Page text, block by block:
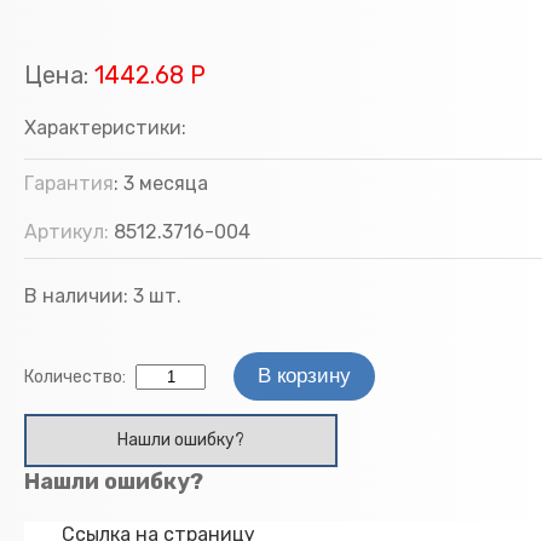
Цена: 1442.68 Р
Характеристики:
Гарантия: 3 месяца
Артикул: 8512.3716-004
В наличии: 3 шт.
Количество:
Нашли ошибку?
Нашли ошибку?
Ссылка на страницу